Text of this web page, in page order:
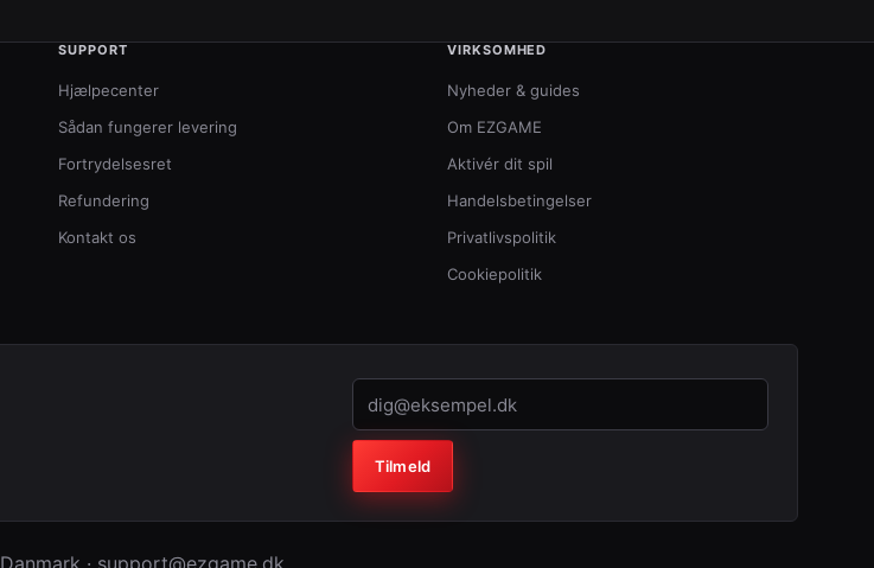
SUPPORT
Hjælpecenter
Sådan fungerer levering
Fortrydelsesret
Refundering
Kontakt os
VIRKSOMHED
Nyheder & guides
Om EZGAME
Aktivér dit spil
Handelsbetingelser
Privatlivspolitik
Cookiepolitik
Virksomhed (lad feltet stå tomt)
Tilmeld
Danmark · support@ezgame.dk